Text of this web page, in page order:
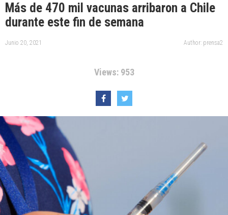
Más de 470 mil vacunas arribaron a Chile
durante este fin de semana
Junio 20, 2021 Author: prensa2
Views: 953